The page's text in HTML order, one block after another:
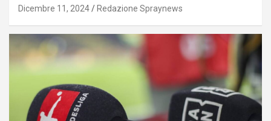
Dicembre 11, 2024 Redazione Spraynews